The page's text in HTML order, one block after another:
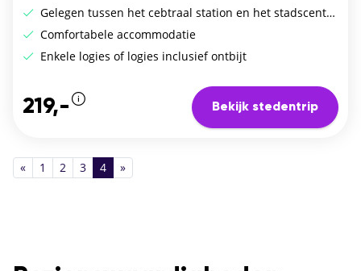
Gelegen tussen het cebtraal station en het stadscentrum
Comfortabele accommodatie
Enkele logies of logies inclusief ontbijt
219,- Bekijk stedentrip
« 1 2 3 4 »